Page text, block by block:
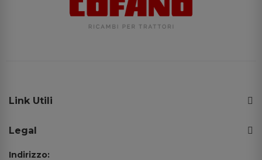
Link Utili
Legal
Indirizzo: